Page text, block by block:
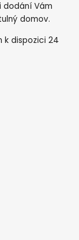
Vám
domov.
k dispozici 24